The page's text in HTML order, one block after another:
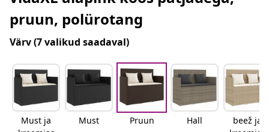
pruun, polürotang
Värv(7 valikud saadaval)
Must ja
Must Pruun Hall
beež ja